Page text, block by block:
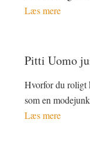
Læs mere
Pitti Uomo
Hvorfor du roligt
som en
Læs mere